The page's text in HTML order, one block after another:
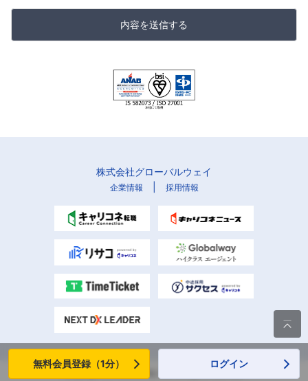
内容を送信する
株式会社グローバルウェイ
企業情報 採用情報
Copyright (C) Globalway, Inc. All rights reserved.

無料会員登録（1分） ログイン